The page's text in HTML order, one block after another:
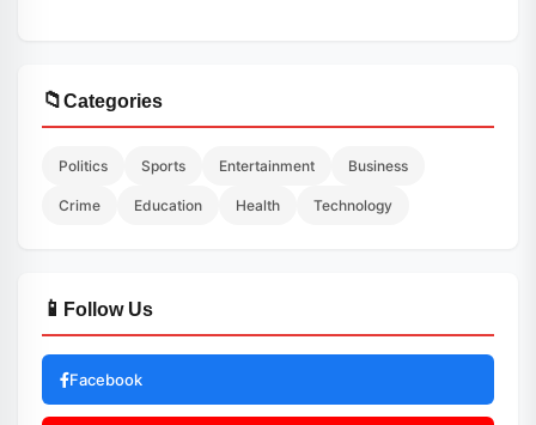
📁Categories
Politics Sports Entertainment Business
Crime Education Health Technology
📱 Follow Us
Facebook